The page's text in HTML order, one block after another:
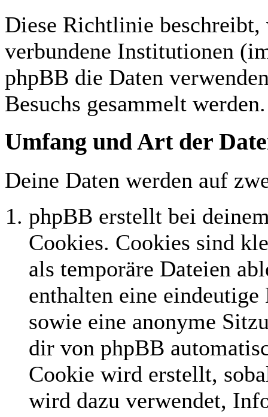
Diese Richtlinie
verbundene Institutionen
phpBB die Daten
Besuchs gesammelt werden.
Umfang und Art der
Deine Daten werden auf
phpBB erstellt bei
Cookies. Cookies sind
als temporäre Dateien
enthalten eine
sowie eine anonyme
dir von phpBB
Cookie wird erstellt,
wird dazu verwendet,